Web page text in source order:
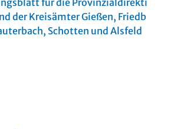
für die Provinzialdirekti
der Kreisämter Gießen, Friedb
Schotten und Alsfeld